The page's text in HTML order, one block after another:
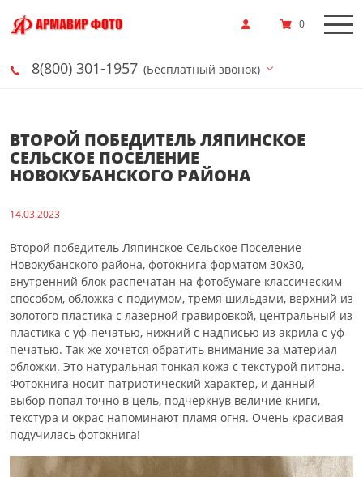
8(800) 301-1957 (Бесплатный звонок)
0
ВТОРОЙ ПОБЕДИТЕЛЬ ЛЯПИНСКОЕ
СЕЛЬСКОЕ ПОСЕЛЕНИЕ
НОВОКУБАНСКОГО РАЙОНА
14.03.2023
Второй победитель Ляпинское Сельское Поселение
Новокубанского района, фотокнига форматом 30х30,
внутренний блок распечатан на фотобумаге классическим
способом, обложка с подиумом, тремя шильдами, верхний из
золотого пластика с лазерной гравировкой, центральный из
пластика с уф-печатью, нижний с надписью из акрила с уф-
печатью. Так же хочется обратить внимание за материал
обложки. Это натуральная тонкая кожа с текстурой питона.
Фотокнига носит патриотический характер, и данный
выбор попал точно в цель, подчеркнув величие книги,
текстура и окрас напоминают пламя огня. Очень красивая
подучилась фотокнига!